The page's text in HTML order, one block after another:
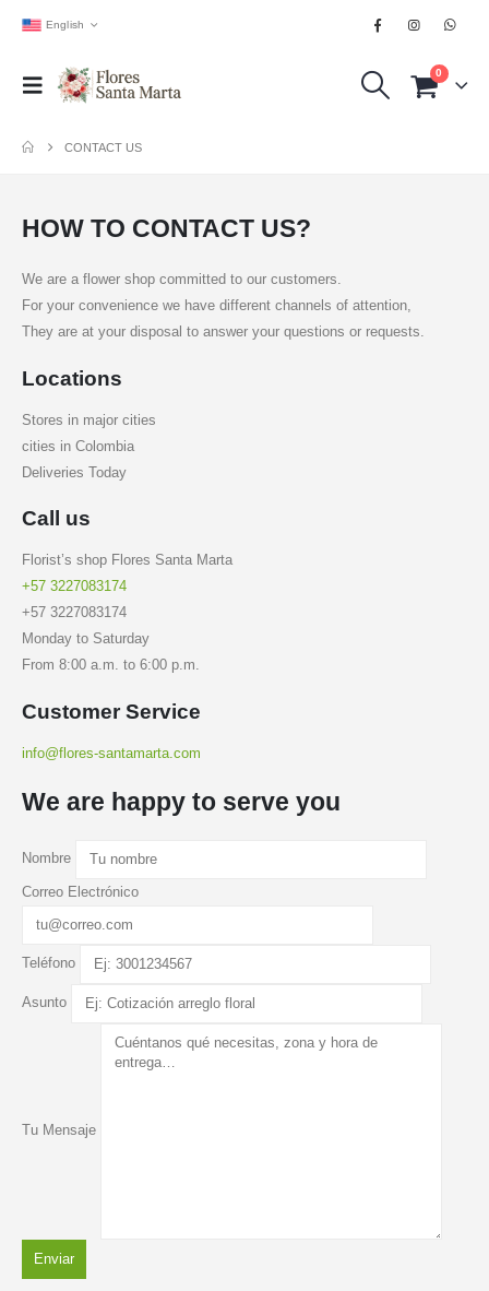
English
0
CONTACT US
HOW TO CONTACT US?
We are a flower shop committed to our customers.
For your convenience we have different channels of attention,
They are at your disposal to answer your questions or requests.
Locations
Stores in major cities
cities in Colombia
Deliveries Today
Call us
Florist’s shop Flores Santa Marta
+57 3227083174
+57 3227083174
Monday to Saturday
From 8:00 a.m. to 6:00 p.m.
Customer Service
info@flores-santamarta.com ​
We are happy to serve you
Nombre
Correo Electrónico
Teléfono
Asunto
Tu Mensaje